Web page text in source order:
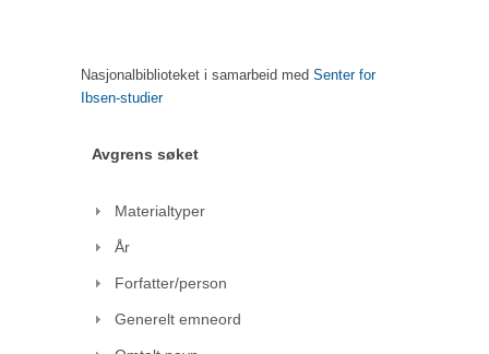
Nasjonalbiblioteket i samarbeid med Senter for
Ibsen-studier
Avgrens søket
Materialtyper
År
Forfatter/person
Generelt emneord